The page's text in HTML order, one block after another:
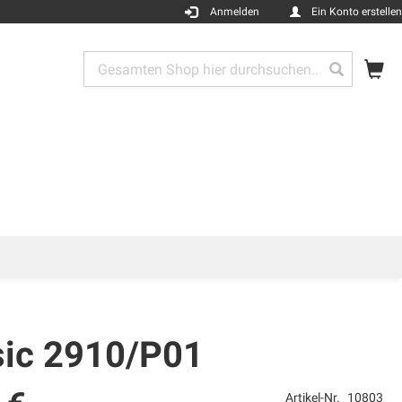
Anmelden Ein Konto erstellen
Search
2910/P01
Artikel-Nr. 10803